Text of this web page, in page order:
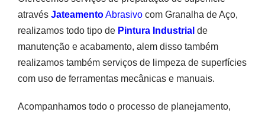
através JateamentoAbrasivo com Granalha de Aço,
realizamos todo tipo de Pintura Industrial de
manutenção e acabamento, alem disso também
realizamos também serviços de limpeza de superfícies
com uso de ferramentas mecânicas e manuais.
Acompanhamos todo o processo de planejamento,